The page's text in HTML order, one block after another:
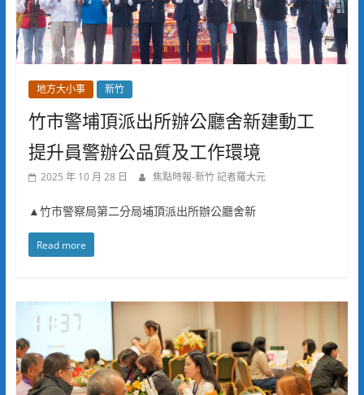
地方大小事 新竹
竹市警埔頂派出所辦公廳舍新建動工
提升員警辦公品質及工作環境
2025 年 10 月 28 日 焦點時報-新竹 記者羅大元
▲竹市警察局第二分局埔頂派出所辦公廳舍新
Read more